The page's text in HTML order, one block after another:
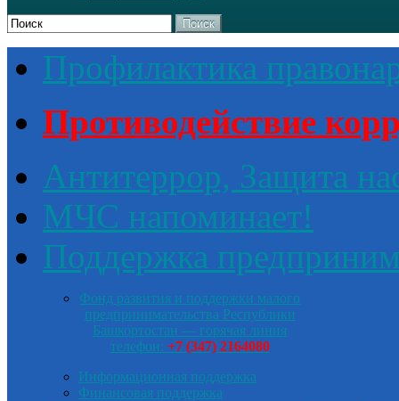
Поиск
Профилактика
Противодействие
Антитеррор, Защита
МЧС напоминает!
Поддержка
Фонд развития и поддержки малого
предпринимательства Республики
Башкортостан — горячая линия
телефон: +7 (347) 2164080
Информационная поддержка
Финансовая поддержка